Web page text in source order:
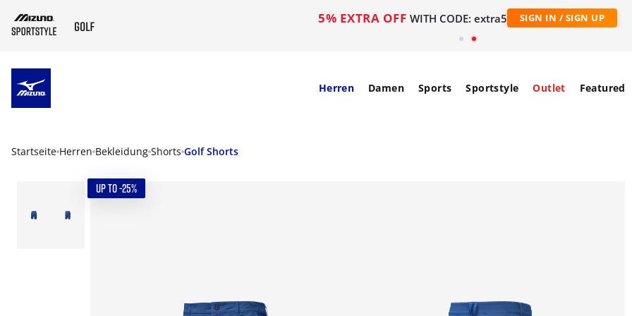
5% EXTRA OFF WITH CODE: extra5 SIGN IN / SIGN UP
Herren Damen Sports Sportstyle Outlet Featured
Startseite Herren Bekleidung Shorts Golf Shorts
UP TO -25%